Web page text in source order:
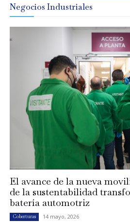
Negocios Industriales
El avance de la nueva
de la sustentabilidad
batería automotriz
Coberturas 14 mayo, 2026